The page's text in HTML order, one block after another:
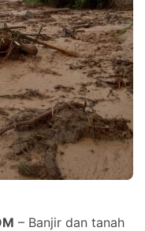
– Banjir dan tanah